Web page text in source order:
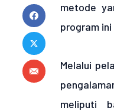
metode
program
Melalui
meliputi